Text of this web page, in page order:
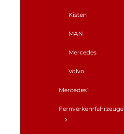
Kisten
MAN
Mercedes
Volvo
Mercedes1
Fernverkehrfahrzeuge